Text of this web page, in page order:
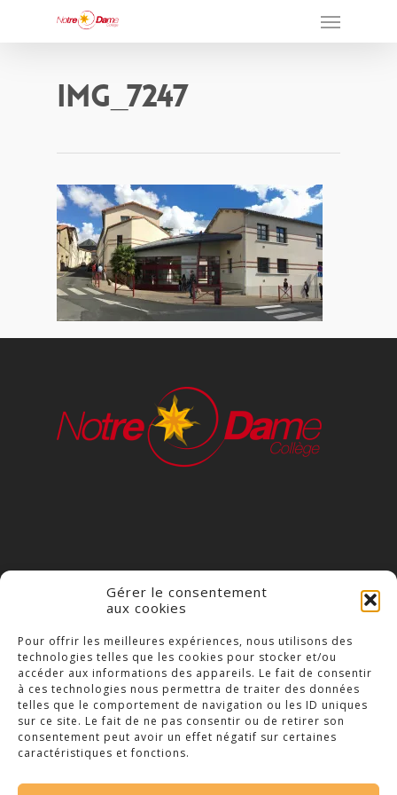
Gérer le consentement
aux cookies
Pour offrir les meilleures expériences, nous utilisons des
technologies telles que les cookies pour stocker et/ou
accéder aux informations des appareils. Le fait de consentir
à ces technologies nous permettra de traiter des données
telles que le comportement de navigation ou les ID uniques
sur ce site. Le fait de ne pas consentir ou de retirer son
consentement peut avoir un effet négatif sur certaines
caractéristiques et fonctions.
Img_7247
COLLÈGE NOTRE DAME
23 Place Saint-Jean,
79300 Bressuire
Téléphone : 05 49 74 46 20